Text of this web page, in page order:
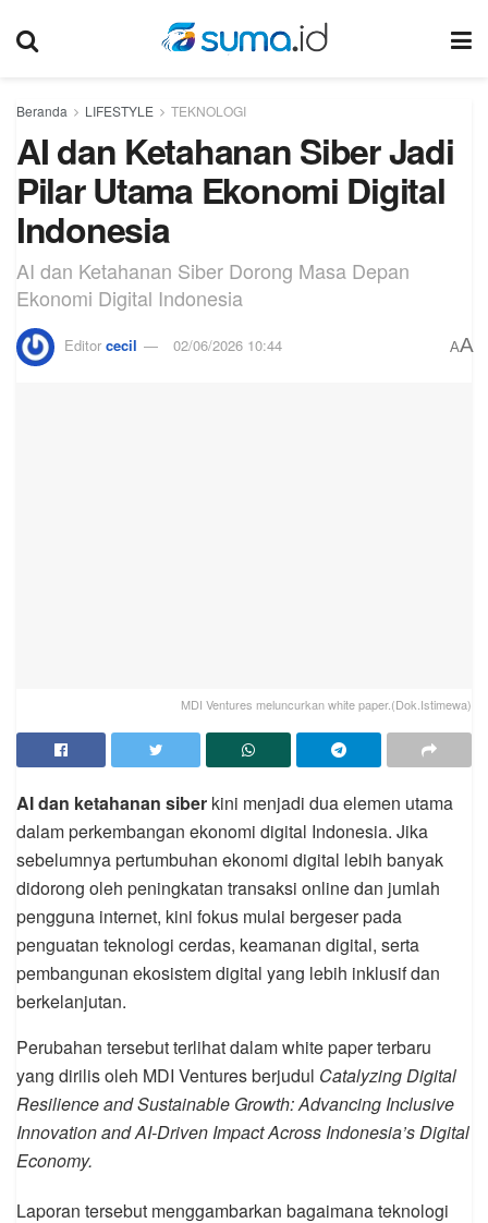
Beranda LIFESTYLE TEKNOLOGI
AI dan Ketahanan Siber Jadi
Pilar Utama Ekonomi Digital
Indonesia
AI dan Ketahanan Siber Dorong Masa Depan
Ekonomi Digital Indonesia
Editor cecil 02/06/2026 10:44 AA
MDI Ventures meluncurkan white paper.(Dok.Istimewa)
AI dan ketahanan siber kini menjadi dua elemen utama
dalam perkembangan ekonomi digital Indonesia. Jika
sebelumnya pertumbuhan ekonomi digital lebih banyak
didorong oleh peningkatan transaksi online dan jumlah
pengguna internet, kini fokus mulai bergeser pada
penguatan teknologi cerdas, keamanan digital, serta
pembangunan ekosistem digital yang lebih inklusif dan
berkelanjutan.
Perubahan tersebut terlihat dalam white paper terbaru
yang dirilis oleh MDI Ventures berjudul Catalyzing Digital
Resilience and Sustainable Growth: Advancing Inclusive
Innovation and AI-Driven Impact Across Indonesia’s Digital
Economy.
Laporan tersebut menggambarkan bagaimana teknologi